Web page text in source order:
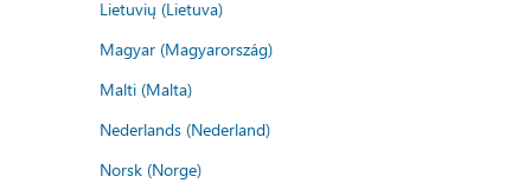
Lietuvių (Lietuva)
Magyar (Magyarország)
Malti (Malta)
Nederlands (Nederland)
Norsk (Norge)